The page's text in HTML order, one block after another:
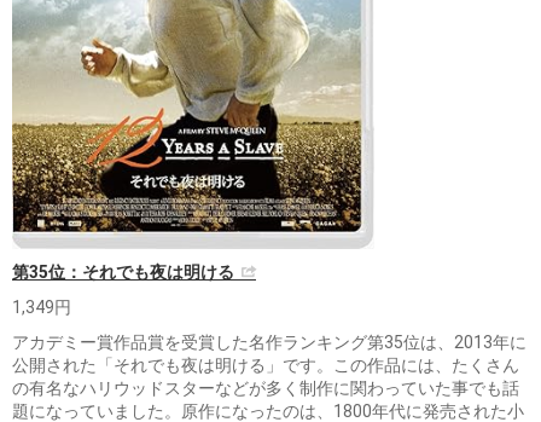
第35位：それでも夜は明ける
1,349円
アカデミー賞作品賞を受賞した名作ランキング第35位は、2013年に
公開された「それでも夜は明ける」です。この作品には、たくさん
の有名なハリウッドスターなどが多く制作に関わっていた事でも話
題になっていました。原作になったのは、1800年代に発売された小